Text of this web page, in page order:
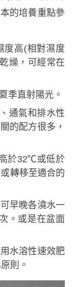
的培養重點參
度高(相對濕度
燥，可經常在
季直射陽光。
通氣和排水性
的配方很多，
於32℃或低於
轉移至適合的
早晚各澆水一
。或是在盆面
水溶性速效肥
則。